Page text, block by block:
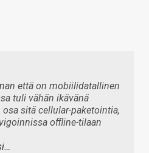
että on mobiilidatallinen
tuli vähän ikävänä
osa sitä cellular-paketointia,
offline-tilaan